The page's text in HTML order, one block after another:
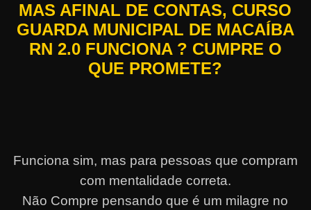
MAS AFINAL DE CONTAS, CURSO
GUARDA MUNICIPAL DE MACAÍBA
RN 2.0 FUNCIONA ? CUMPRE O
QUE PROMETE?
Funciona sim, mas para pessoas que compram
com mentalidade correta.
Não Compre pensando que é um milagre no